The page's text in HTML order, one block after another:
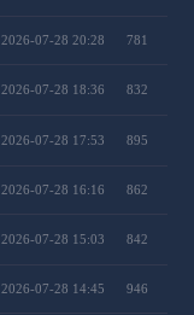
2026-07-28 20:28 781
2026-07-28 18:36 832
2026-07-28 17:53 895
2026-07-28 16:16 862
2026-07-28 15:03 842
2026-07-28 14:45 946